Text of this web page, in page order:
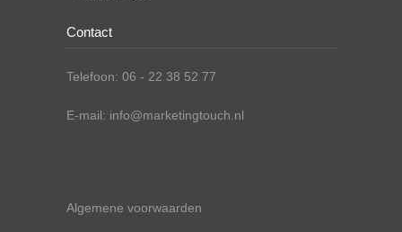
Contact
Telefoon: 06 - 22 38 52 77
E-mail: info@marketingtouch.nl
Algemene voorwaarden